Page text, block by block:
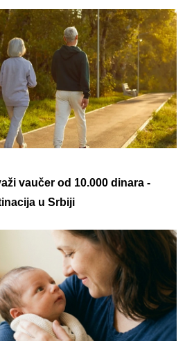
vaučer od 10.000 dinara -
u Srbiji